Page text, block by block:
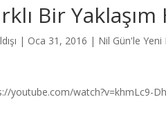
Bir
| Oca 31, 2016 | Nil Gün'le Yeni
youtube.com/watch?v=khmLc9-